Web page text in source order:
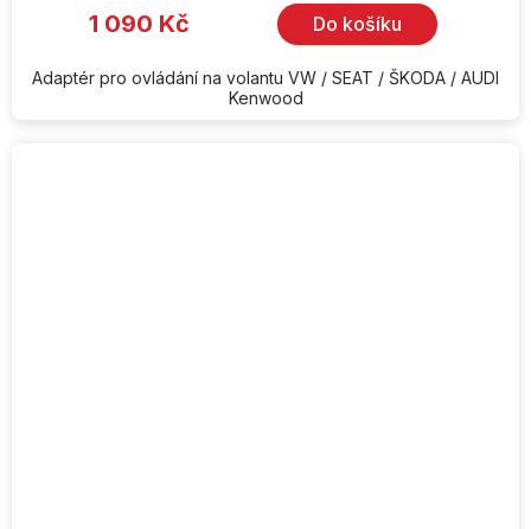
1 090 Kč Do košíku
Adaptér pro ovládání na volantu VW / SEAT / ŠKODA / AUDI
Kenwood